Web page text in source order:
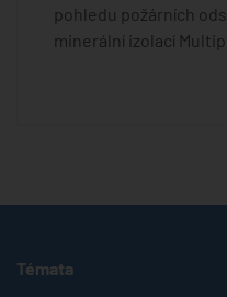
pohledu požárních
minerální izolací
Témata